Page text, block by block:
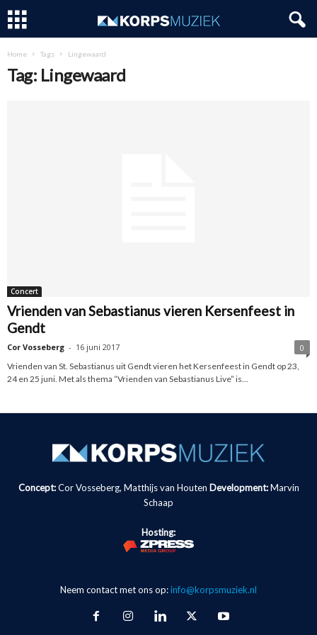
Home Tags Lingewaard
Tag: Lingewaard
Concert
Vrienden van Sebastianus vieren Kersenfeest in
Gendt
Cor Vosseberg - 16 juni 2017
0
Vrienden van St. Sebastianus uit Gendt vieren het Kersenfeest in Gendt op 23,
24 en 25 juni. Met als thema “Vrienden van Sebastianus Live” is...
Concept:Cor Vosseberg, Matthijs van Houten Development: Marvin
Schaap
Hosting:
Neem contact met ons op:info@korpsmuziek.nl